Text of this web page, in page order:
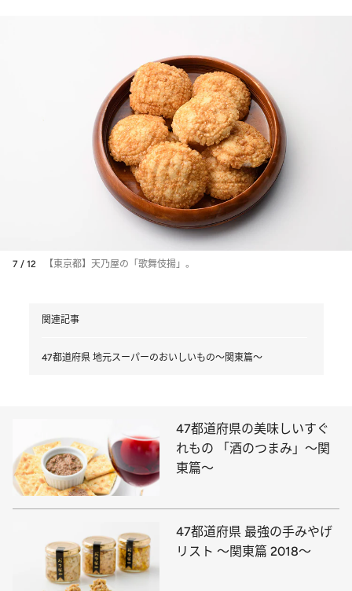
7 / 12 【東京都】天乃屋の「歌舞伎揚」。
関連記事
47都道府県 地元スーパーのおいしいもの～関東篇～
47都道府県の美味しいすぐ
れもの 「酒のつまみ」～関
東篇～
47都道府県 最強の手みやげ
リスト ～関東篇 2018～